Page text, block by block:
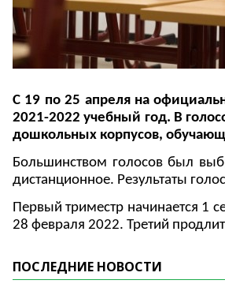
С 19 по 25 апреля на
2021-2022 учебный год. В
дошкольных корпусов,
Большинством голосов был
дистанционное. Результаты
Первый триместр начинается 1
28 февраля 2022. Третий
ПОСЛЕДНИЕ НОВОСТИ